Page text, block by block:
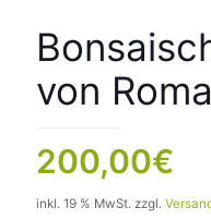
von
200,00€
inkl. 19 % MwSt. zzgl.